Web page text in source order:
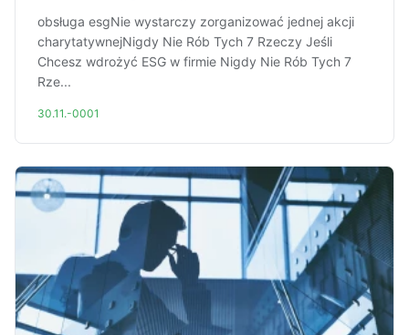
obsługa esgNie wystarczy zorganizować jednej akcji
charytatywnejNigdy Nie Rób Tych 7 Rzeczy Jeśli
Chcesz wdrożyć ESG w firmie Nigdy Nie Rób Tych 7
Rze...
30.11.-0001